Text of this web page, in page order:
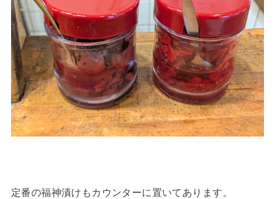
定番の福神漬けもカウンターに置いてあります。